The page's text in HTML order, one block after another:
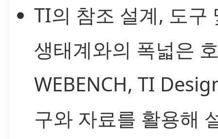
TI의 참조 설계, 도구
생태계와의 폭넓은
WEBENCH, TI
구와 자료를 활용해